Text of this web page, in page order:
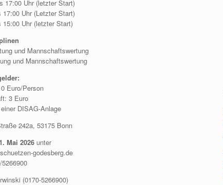
Uhr (letzter Start)
Uhr (Letzter Start)
Uhr (letzter Start)
und Mannschaftswertung
und Mannschaftswertung
Euro/Person
3 Euro
DISAG-Anlage
242a, 53175 Bonn
Mai 2026 unter
godesberg.de
(0170-5266900)